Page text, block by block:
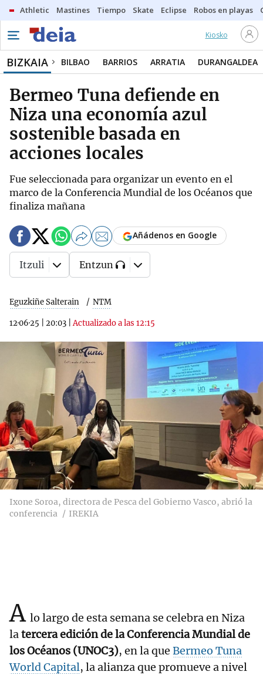
Athletic Mastines Tiempo Skate Eclipse Robos en playas
Kiosko
BIZKAIA BILBAO BARRIOS ARRATIA DURANGALDEA
Bermeo Tuna defiende en
Niza una economía azul
sostenible basada en
acciones locales
Fue seleccionada para organizar un evento en el
marco de la Conferencia Mundial de los Océanos que
finaliza mañana
Eguzkiñe Salterain NTM
12·06·25 20:03 |Actualizado a las 12:15
Añádenos en Google
Itzuli Entzun
Ixone Soroa, directora de Pesca del Gobierno Vasco, abrió la
conferencia
IREKIA
A lo largo de esta semana se celebra en Niza
latercera edición de la Conferencia Mundial de
los Océanos (UNOC3), en la que Bermeo Tuna
World Capital, la alianza que promueve a nivel